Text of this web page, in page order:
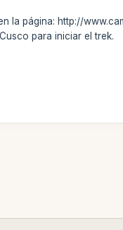
la página: http://
para iniciar el trek.